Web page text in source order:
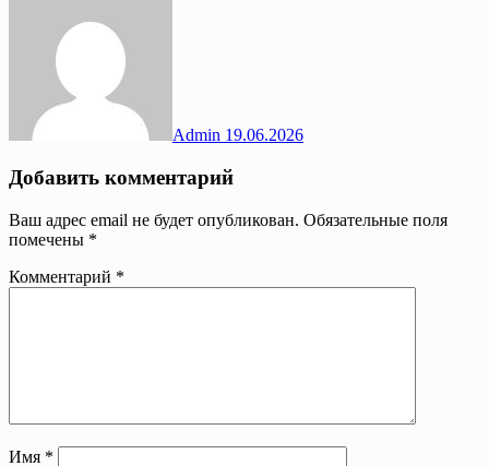
Admin 19.06.2026
Добавить комментарий
Ваш адрес email не будет опубликован. Обязательные поля
помечены *
Комментарий *
Имя *